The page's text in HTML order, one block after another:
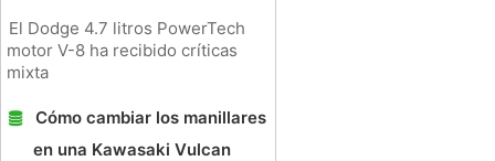
El Dodge 4.7 litros PowerTech
motor V-8 ha recibido críticas
mixta
Cómo cambiar los manillares
en una Kawasaki Vulcan